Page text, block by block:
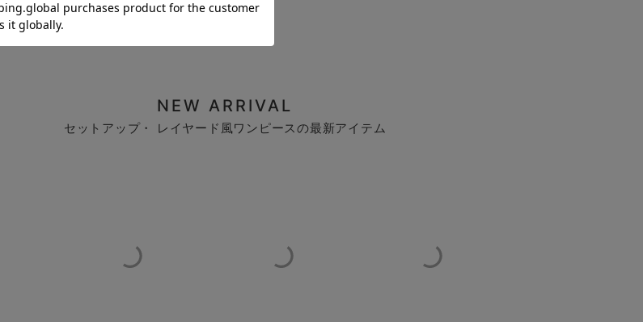
NEW ARRIVAL
セットアップ・ レイヤード風ワンピースの最新アイテム